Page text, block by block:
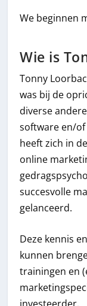
We beginnen
Wie is
Tonny
was bij de
diverse
software en/
heeft zich in
online
succesvolle
gelanceerd.
Deze kennis
kunnen
trainingen en